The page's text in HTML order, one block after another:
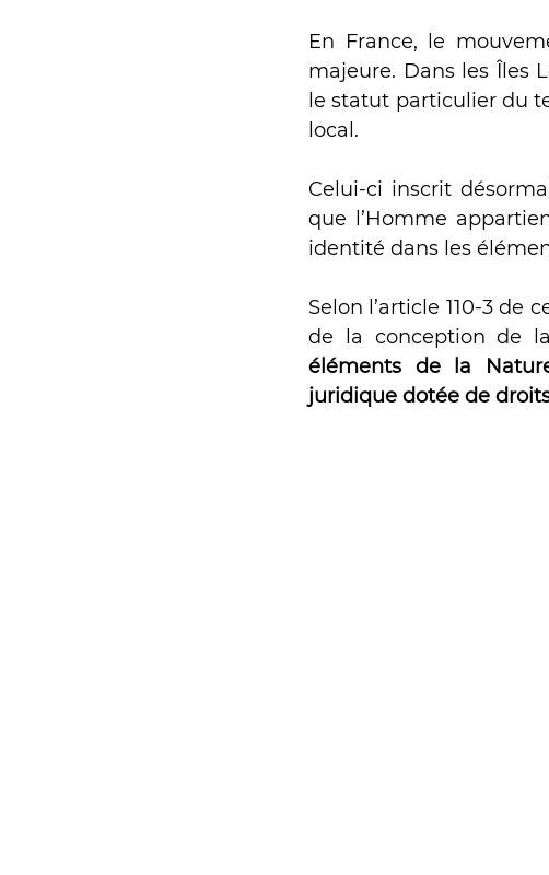
Parlement de la
En France, le
majeure. Dans les Îles
le statut particulier du
local.
Celui-ci inscrit
que l’Homme
identité dans les
Selon l’article 110-3 de
de la conception de
éléments de la
juridique dotée de